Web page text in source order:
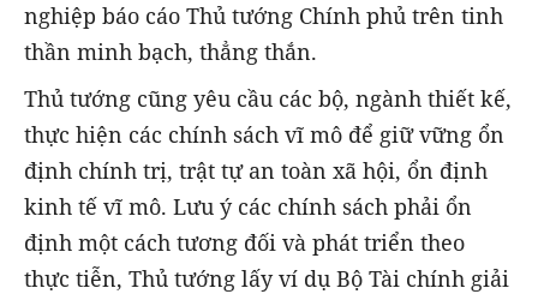
nghiệp báo cáo Thủ tướng Chính phủ trên tinh
thần minh bạch, thẳng thắn.
Thủ tướng cũng yêu cầu các bộ, ngành thiết kế,
thực hiện các chính sách vĩ mô để giữ vững ổn
định chính trị, trật tự an toàn xã hội, ổn định
kinh tế vĩ mô. Lưu ý các chính sách phải ổn
định một cách tương đối và phát triển theo
thực tiễn, Thủ tướng lấy ví dụ Bộ Tài chính giải